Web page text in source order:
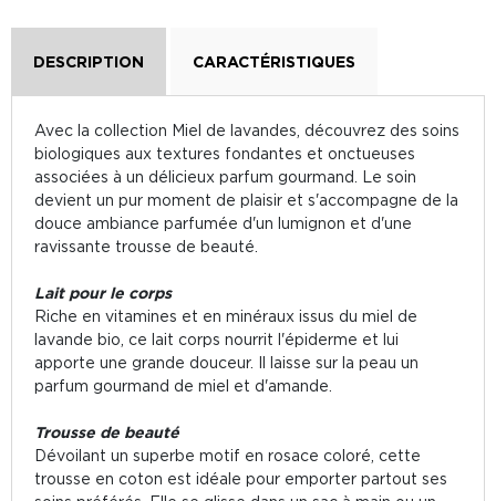
DESCRIPTION CARACTÉRISTIQUES
Avec la collection Miel de lavandes, découvrez des soins
biologiques aux textures fondantes et onctueuses
associées à un délicieux parfum gourmand. Le soin
devient un pur moment de plaisir et s'accompagne de la
douce ambiance parfumée d'un lumignon et d'une
ravissante trousse de beauté.
Lait pour le corps
Riche en vitamines et en minéraux issus du miel de
lavande bio, ce lait corps nourrit l'épiderme et lui
apporte une grande douceur. Il laisse sur la peau un
parfum gourmand de miel et d'amande.
Trousse de beauté
Dévoilant un superbe motif en rosace coloré, cette
trousse en coton est idéale pour emporter partout ses